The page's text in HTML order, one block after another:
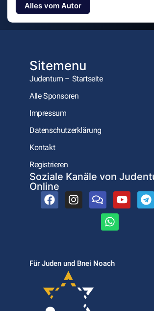
Alles vom Autor
Sitemenu
Judentum – Startseite
Alle Sponsoren
Impressum
Datenschutzerklärung
Kontakt
Registrieren
Soziale Kanäle von
Online
Für Juden und Bnei Noach